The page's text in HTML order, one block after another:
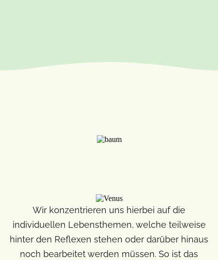
Wir konzentrieren uns hierbei auf die
individuellen Lebensthemen, welche teilweise
hinter den Reflexen stehen oder darüber hinaus
noch bearbeitet werden müssen. So ist das